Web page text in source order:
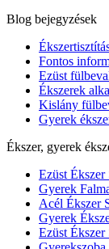
Blog bejegyzések
Fontos
Ezüst
Ékszerek
Kislány
Gyerek
Ékszer, gyerek
Ezüst Ékszer
Gyerek
Acél Ékszer
Gyerek
Ezüst Ékszer